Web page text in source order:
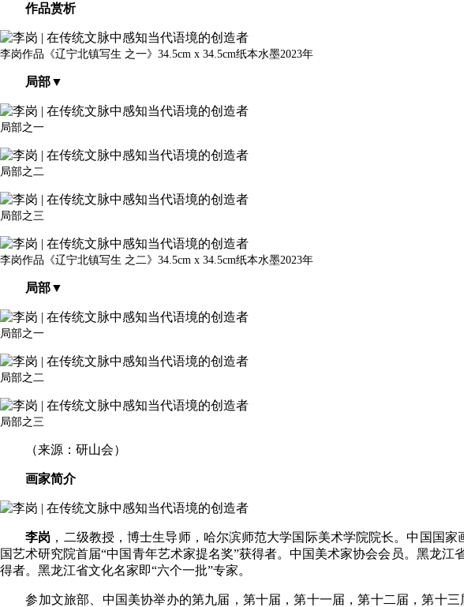
作品赏析
李岗作品《辽宁北镇写生 之一》34.5cm x 34.5cm纸本水墨2023年
局部▼
局部之一
局部之二
局部之三
李岗作品《辽宁北镇写生 之二》34.5cm x 34.5cm纸本水墨2023年
局部▼
局部之一
局部之二
局部之三
（来源：研山会）
画家简介
李岗 ，二级教授，博士生导师，哈尔滨师范大学国际美术学院院长。中国国
国艺术研究院首届“中国青年艺术家提名奖”获得者。中国美术家协会会员。黑龙江
得者。黑龙江省文化名家即“六个一批”专家。
参加文旅部、中国美协举办的第九届，第十届，第十一届，第十二届，第十三